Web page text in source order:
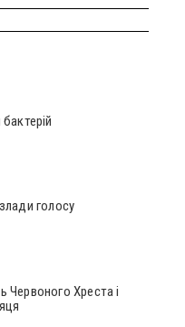
голосу
Червоного Хреста і